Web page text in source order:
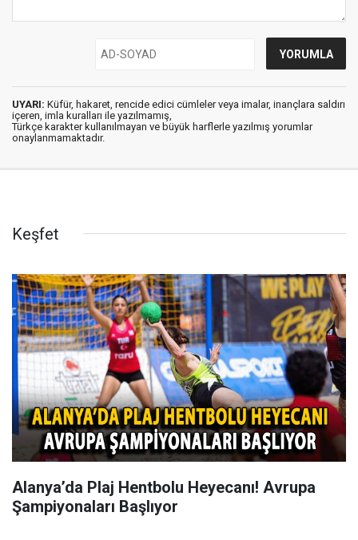
UYARI: Küfür, hakaret, rencide edici cümleler veya imalar, inançlara saldırı
içeren, imla kuralları ile yazılmamış,
Türkçe karakter kullanılmayan ve büyük harflerle yazılmış yorumlar
onaylanmamaktadır.
Keşfet
Alanya’da Plaj Hentbolu Heyecanı! Avrupa
Şampiyonaları Başlıyor